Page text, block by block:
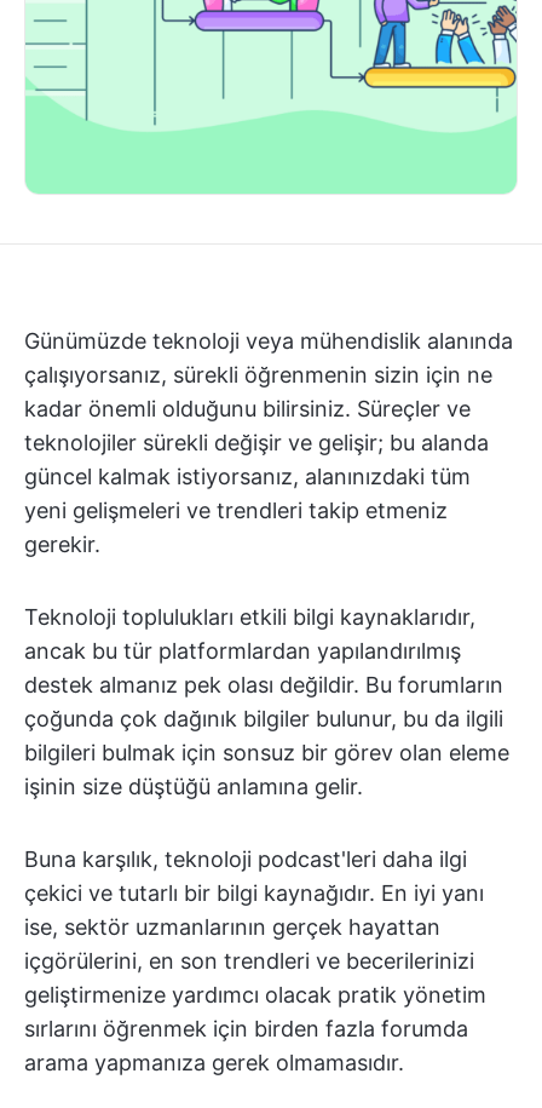
Günümüzde teknoloji veya mühendislik alanında
çalışıyorsanız, sürekli öğrenmenin sizin için ne
kadar önemli olduğunu bilirsiniz. Süreçler ve
teknolojiler sürekli değişir ve gelişir; bu alanda
güncel kalmak istiyorsanız, alanınızdaki tüm
yeni gelişmeleri ve trendleri takip etmeniz
gerekir.
Teknoloji toplulukları etkili bilgi kaynaklarıdır,
ancak bu tür platformlardan yapılandırılmış
destek almanız pek olası değildir. Bu forumların
çoğunda çok dağınık bilgiler bulunur, bu da ilgili
bilgileri bulmak için sonsuz bir görev olan eleme
işinin size düştüğü anlamına gelir.
Buna karşılık, teknoloji podcast'leri daha ilgi
çekici ve tutarlı bir bilgi kaynağıdır. En iyi yanı
ise, sektör uzmanlarının gerçek hayattan
içgörülerini, en son trendleri ve becerilerinizi
geliştirmenize yardımcı olacak pratik yönetim
sırlarını öğrenmek için birden fazla forumda
arama yapmanıza gerek olmamasıdır.